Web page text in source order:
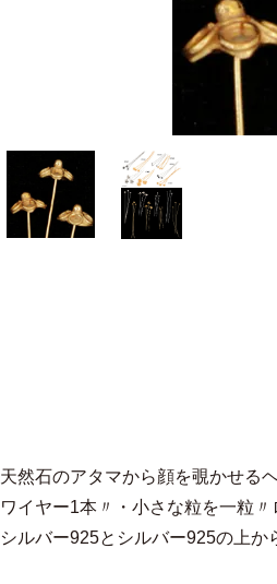
天然石のアタマから顔を覗かせる
ワイヤー1本〃・小さな粒を一粒
シルバー925とシルバー925の上か